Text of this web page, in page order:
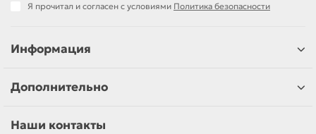
Я прочитал и согласен с условиями Политика безопасности
Информация
Дополнительно
Наши контакты